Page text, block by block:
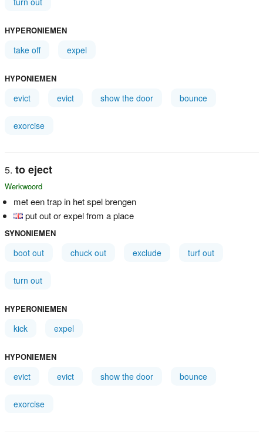
HYPERONIEMEN
take off expel
HYPONIEMEN
evict evict show the door bounce
exorcise
to eject
Werkwoord
met een trap in het spel brengen
put out or expel from a place
SYNONIEMEN
boot out chuck out exclude turf out
turn out
HYPERONIEMEN
kick expel
HYPONIEMEN
evict evict show the door bounce
exorcise